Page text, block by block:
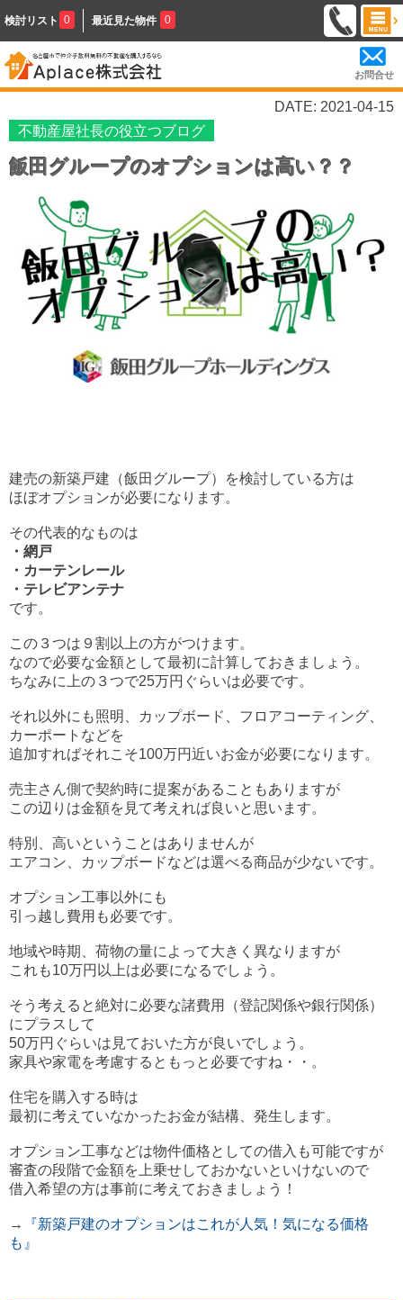
検討リスト 0 最近見た物件 0
お問合せ
DATE: 2021-04-15
不動産屋社長の役立つブログ
飯田グループのオプションは高い？？
建売の新築戸建（飯田グループ）を検討している方は
ほぼオプションが必要になります。
その代表的なものは
・網戸
・カーテンレール
・テレビアンテナ
です。
この３つは９割以上の方がつけます。
なので必要な金額として最初に計算しておきましょう。
ちなみに上の３つで25万円ぐらいは必要です。
それ以外にも照明、カップボード、フロアコーティング、
カーポートなどを
追加すればそれこそ100万円近いお金が必要になります。
売主さん側で契約時に提案があることもありますが
この辺りは金額を見て考えれば良いと思います。
特別、高いということはありませんが
エアコン、カップボードなどは選べる商品が少ないです。
オプション工事以外にも
引っ越し費用も必要です。
地域や時期、荷物の量によって大きく異なりますが
これも10万円以上は必要になるでしょう。
そう考えると絶対に必要な諸費用（登記関係や銀行関係）
にプラスして
50万円ぐらいは見ておいた方が良いでしょう。
家具や家電を考慮するともっと必要ですね・・。
住宅を購入する時は
最初に考えていなかったお金が結構、発生します。
オプション工事などは物件価格としての借入も可能ですが
審査の段階で金額を上乗せしておかないといけないので
借入希望の方は事前に考えておきましょう！
→
『新築戸建のオプションはこれが人気！気になる価格
も』